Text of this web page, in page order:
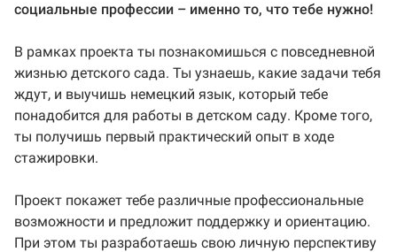
социальные профессии – именно то, что тебе нужно!
В рамках проекта ты познакомишься с повседневной
жизнью детского сада. Ты узнаешь, какие задачи тебя
ждут, и выучишь немецкий язык, который тебе
понадобится для работы в детском саду. Кроме того,
ты получишь первый практический опыт в ходе
стажировки.
Проект покажет тебе различные профессиональные
возможности и предложит поддержку и ориентацию.
При этом ты разработаешь свою личную перспективу